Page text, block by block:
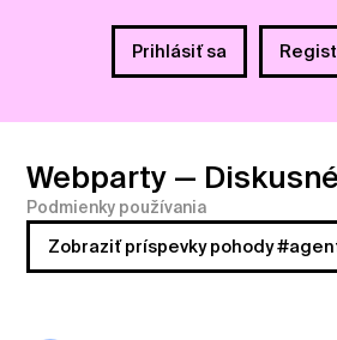
Prihlásiť sa
Webparty —
Podmienky používania
Zobraziť príspevky pohody